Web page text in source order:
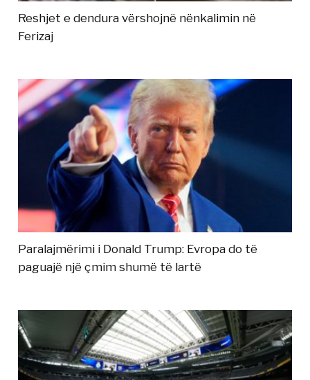
Reshjet e dendura vërshojnë nënkalimin në
Ferizaj
Paralajmërimi i Donald Trump: Evropa do të
paguajë një çmim shumë të lartë